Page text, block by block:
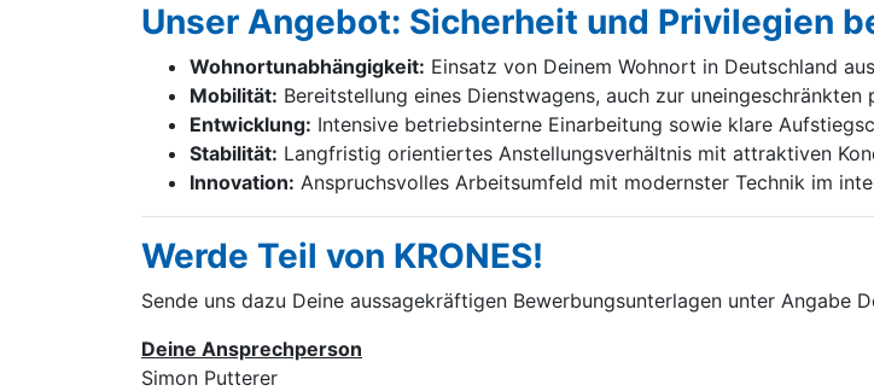
Unser Angebot: Sicherheit und Privilegien
Wohnortunabhängigkeit: Einsatz von Deinem Wohnort in Deutschland
Mobilität: Bereitstellung eines Dienstwagens, auch zur uneingeschränkten
Entwicklung: Intensive betriebsinterne Einarbeitung sowie klare
Stabilität: Langfristig orientiertes Anstellungsverhältnis mit attraktiven
Innovation: Anspruchsvolles Arbeitsumfeld mit modernster Technik im
Werde Teil von KRONES!
Sende uns dazu Deine aussage­kräftigen Bewerbungsunterlagen unter Angabe
Deine Ansprechperson
Simon Putterer